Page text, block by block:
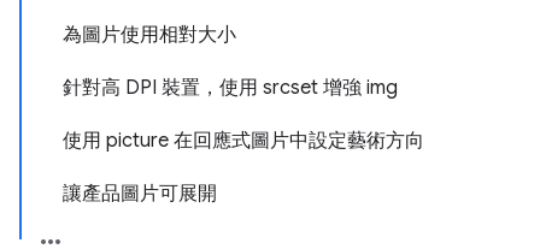
為圖片使用相對大小
針對高 DPI 裝置，使用 srcset 增強 img
使用 picture 在回應式圖片中設定藝術方向
讓產品圖片可展開